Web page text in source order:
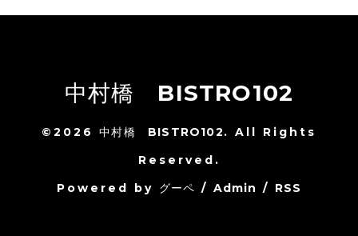
中村橋 BISTRO102
©2026中村橋 BISTRO102. All Rights
Reserved.
Powered by グーペ / Admin / RSS